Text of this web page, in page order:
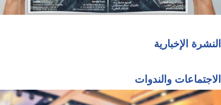
النشرة الإخبارية
الاجتماعات والندوات